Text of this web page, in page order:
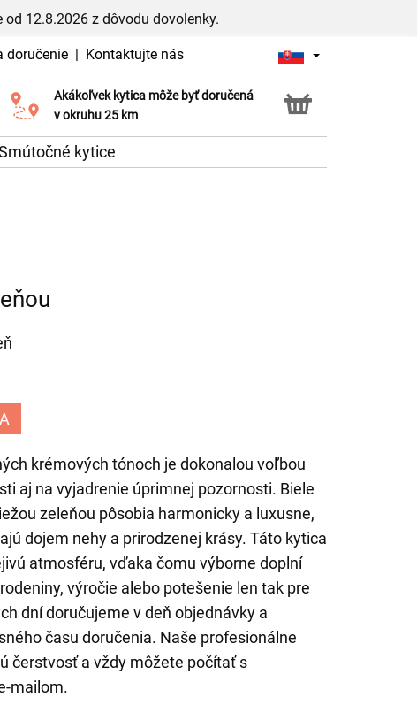
12.8.2026 z dôvodu dovolenky.
doručenie | Kontaktujte nás
Akákoľvek kytica môže byť doručená
v okruhu 25 km
Služba Click & Collect
kytice
krémových tónoch je dokonalou voľbou
aj na vyjadrenie úprimnej pozornosti. Biele
zeleňou pôsobia harmonicky a luxusne,
dojem nehy a prirodzenej krásy. Táto kytica
atmosféru, vďaka čomu výborne doplní
výročie alebo potešenie len tak pre
dní doručujeme v deň objednávky a
času doručenia. Naše profesionálne
čerstvosť a vždy môžete počítať s
mailom.